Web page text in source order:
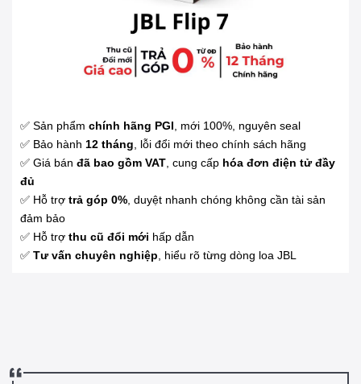
✅ Sản phẩm chính hãng PGI , mới 100%, nguyên seal
✅ Bảo hành 12 tháng , lỗi đổi mới theo chính sách hãng
✅ Giá bán đã bao gồm VAT , cung cấp hóa đơn điện tử đầy
đủ
✅ Hỗ trợ trả góp 0% , duyệt nhanh chóng không cần tài sản
đảm bảo
✅ Hỗ trợ thu cũ đổi mới hấp dẫn
✅ Tư vấn chuyên nghiệp , hiểu rõ từng dòng loa JBL